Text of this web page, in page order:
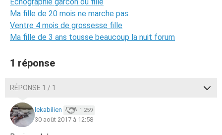
Ce n'était pas méchant de ma part. Depuis, elle me fait la
tête et c'est à peine si j'ose prendre la petite lorsque la
vois.
Pouvez-vous me dire ce que je dois faire car je souffre de
Ma fille de 20 mois ne marche pas.
Ventre 4 mois de grossesse fille
Ma fille de 3 ans tousse beaucoup la nuit forum
1 réponse
RÉPONSE 1 / 1
lekabilien 1 259
30 août 2017 à 12:58